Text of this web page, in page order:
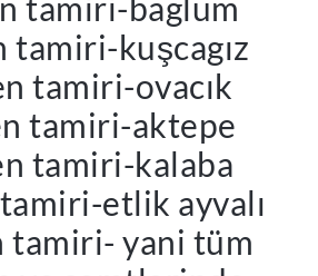
tamiri-kuşcagız
tamiri-ovacık
tamiri-aktepe
tamiri-kalaba
etlik ayvalı
tamiri- yani tüm